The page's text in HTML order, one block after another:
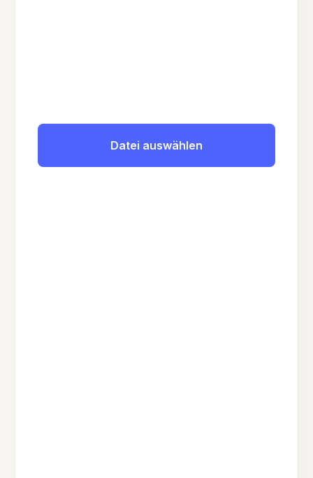
Datei auswählen